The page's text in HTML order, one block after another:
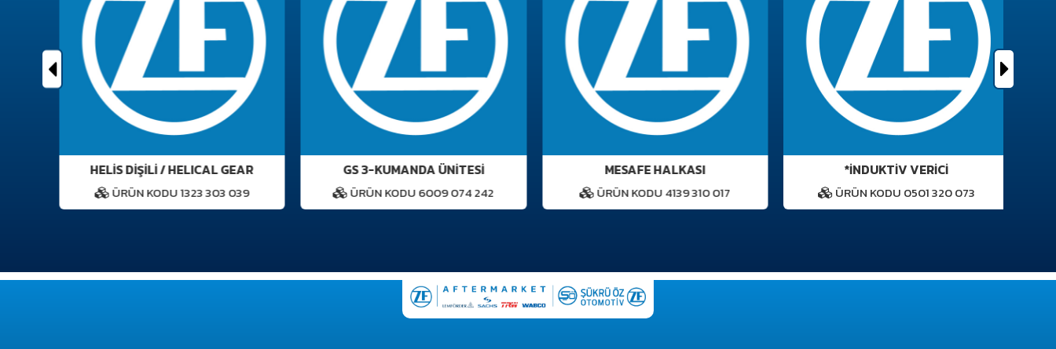
HELİS DİŞİLİ / HELICAL GEAR
ÜRÜN KODU 1323 303 039
GS 3-KUMANDA ÜNİTESİ
ÜRÜN KODU 6009 074 242
MESAFE HALKASI
ÜRÜN KODU 4139 310 017
*İNDUKTİV VERİCİ
ÜRÜN KODU 0501 320 073